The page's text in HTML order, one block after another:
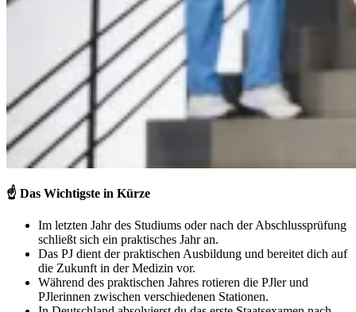
☝️ Das Wichtigste in Kürze
Im letzten Jahr des Studiums oder nach der Abschlussprüfung
schließt sich ein praktisches Jahr an.
Das PJ dient der praktischen Ausbildung und bereitet dich auf
die Zukunft in der Medizin vor.
Während des praktischen Jahres rotieren die PJler und
PJlerinnen zwischen verschiedenen Stationen.